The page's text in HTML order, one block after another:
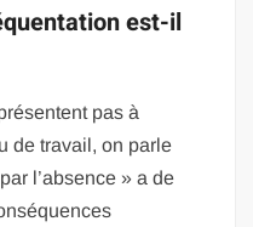
est-il
pas à
de travail, on parle
l’absence » a de